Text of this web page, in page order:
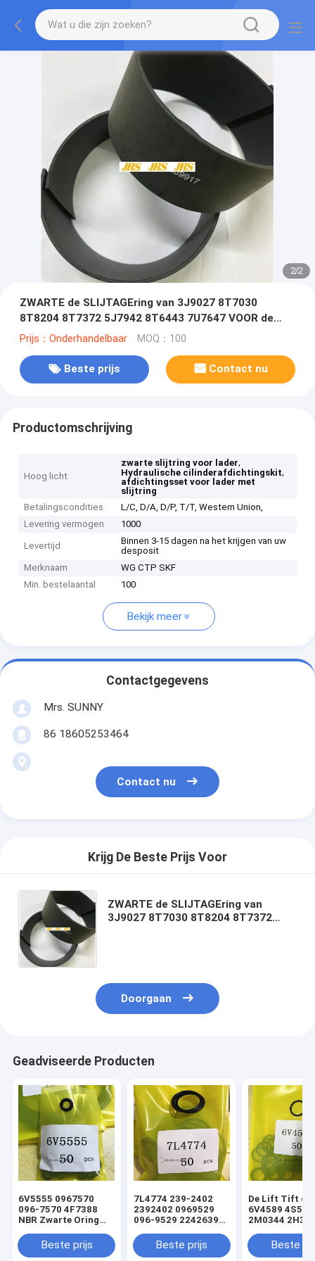
2/2
ZWARTE de SLIJTAGEring van 3J9027 8T7030
8T8204 8T7372 5J7942 8T6443 7U7647 VOOR de
UITRUSTING van de LADERverbinding
Prijs：Onderhandelbaar MOQ：100
Beste prijs Contact nu
Productomschrijving
Hoog licht
zwarte slijtring voor lader,
Hydraulische cilinderafdichtingskit,
afdichtingsset voor lader met
slijtring
Betalingscondities
L/C, D/A, D/P, T/T, Western Union,
Levering vermogen
1000
Levertijd
Binnen 3-15 dagen na het krijgen van uw
desposit
Merknaam
WG CTP SKF
Min. bestelaantal
100
Bekijk meer
Contactgegevens
Mrs. SUNNY
86 18605253464
Contact nu
Krijg De Beste Prijs Voor
ZWARTE de SLIJTAGEring van
3J9027 8T7030 8T8204 8T7372
Doorgaan
Geadviseerde Producten
6V5555 0967570
096-7570 4F7388
NBR Zwarte Oring
cilinderladerafdichtingsset
Beste prijs
7L4774 239-2402
2392402 0969529
096-9529 2242639
Zwarte Oring
hydraulische
Beste prijs
De Lift Tift die
6V4589
2M0344
de
Beste